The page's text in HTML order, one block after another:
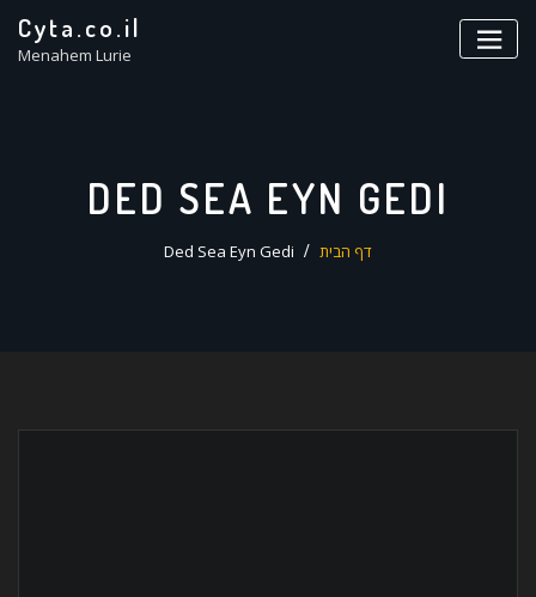
Cyta.co.il
Menahem Lurie
DED SEA EYN GEDI
דף הבית Ded Sea Eyn Gedi